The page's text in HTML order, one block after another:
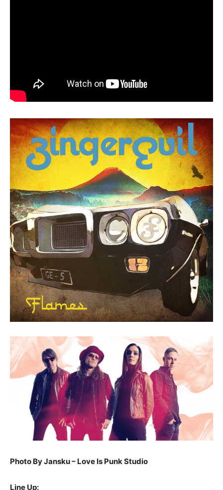
Photo By Jansku – Love Is Punk Studio
Line Up: